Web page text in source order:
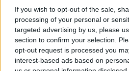
If you wish to opt-out of the sale,
processing of your personal or
targeted advertising by us, please
section to confirm your selection.
opt-out request is processed you
interest-based ads based on
oldalsó fotógyűjteményben
képeink közül. Ezúttal arra is
töltsetek fel friss őszi képet
ismerősötökről biciklivel a
nyerjetek 45000 ft. értékben